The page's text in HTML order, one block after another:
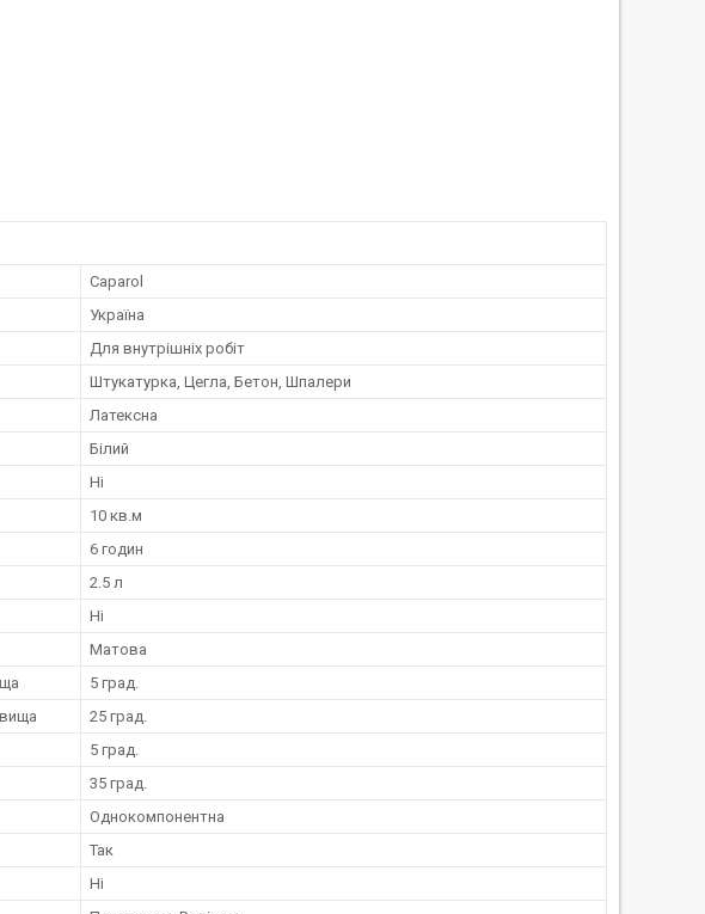
Caparol
Україна
Для внутрішніх робіт
Штукатурка, Цегла, Бетон, Шпалери
Латексна
Білий
Ні
10 кв.м
6 годин
2.5 л
Ні
Матова
5 град.
25 град.
5 град.
35 град.
Однокомпонентна
Так
Ні